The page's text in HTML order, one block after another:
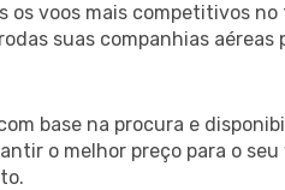
os voos mais competitivos
suas companhias aéreas
base na procura e
o melhor preço para o seu